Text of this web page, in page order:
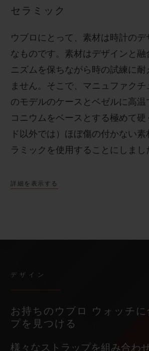
セラミック
ウブロにとって、素材は時計のデ
なものです。素材はデザインと融
ニズムを保ちながら時の試練に耐
ません。そこで、マニュファクチ
のモデルのケースとベゼルに高
コニウムをベースとする極めて硬
ド以外では）ほぼ傷の付かない
ラミックを使用することにしまし
詳細を表示する
デザイン
お持ちのウブロ ウォッチに
プを見つける
様々なストラップを組み合わ